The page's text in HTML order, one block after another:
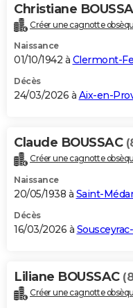
Christiane
Créer une cagnotte
Naissance
01/10/1942 à Clermont-
Décès
24/03/2026 à Aix-en-
Claude BOUSSAC
Créer une cagnotte
Naissance
20/05/1938 à Saint-
Décès
16/03/2026 à
Liliane BOUSSAC
Créer une cagnotte